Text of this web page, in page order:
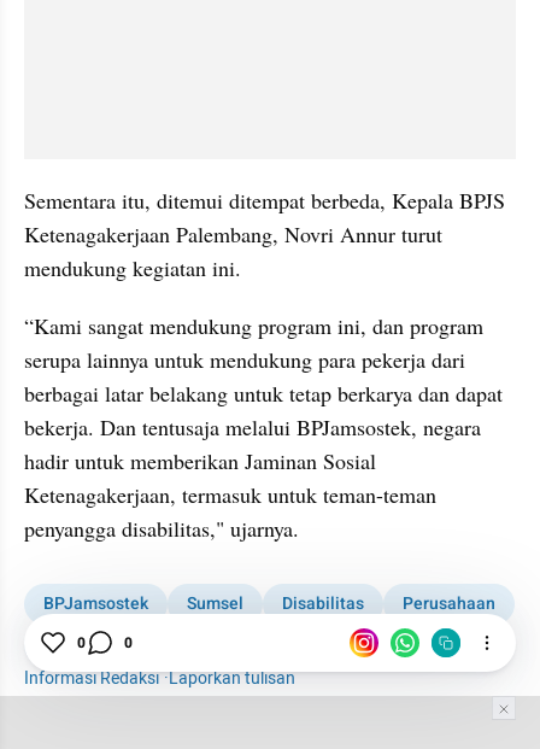
Sementara itu, ditemui ditempat berbeda, Kepala BPJS
Ketenagakerjaan Palembang, Novri Annur turut
mendukung kegiatan ini.
“Kami sangat mendukung program ini, dan program
serupa lainnya untuk mendukung para pekerja dari
berbagai latar belakang untuk tetap berkarya dan dapat
bekerja. Dan tentusaja melalui BPJamsostek, negara
hadir untuk memberikan Jaminan Sosial
Ketenagakerjaan, termasuk untuk teman-teman
penyangga disabilitas," ujarnya.
BPJamsostek Sumsel Disabilitas
Perusahaan
Kabar Daerah
Informasi Redaksi·Laporkan tulisan
0 0